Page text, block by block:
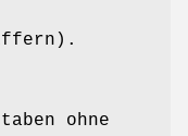
ohne